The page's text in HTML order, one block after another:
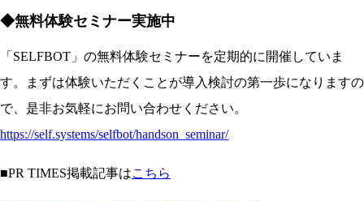
◆無料体験セミナー実施中
「SELFBOT」の無料体験セミナーを定期的に開催していま
す。まずは体験いただくことが導入検討の第一歩になりますの
で、是非お気軽にお問い合わせください。
https://self.systems/selfbot/handson_seminar/
■PR TIMES掲載記事はこちら